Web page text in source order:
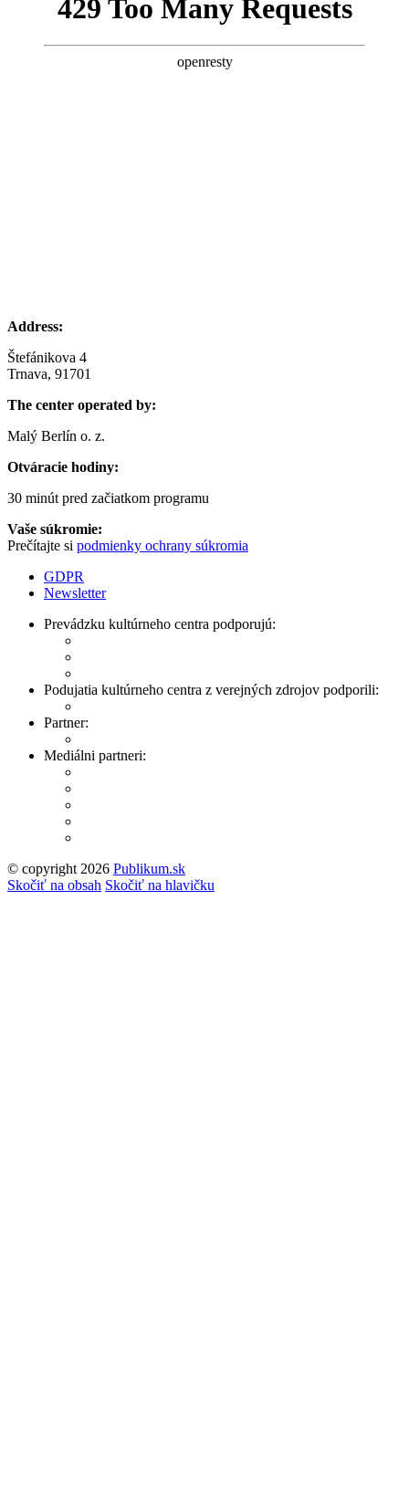
Address:
Štefánikova 4
Trnava, 91701
The center operated by:
Malý Berlín o. z.
Otváracie hodiny:
30 minút pred začiatkom programu
Vaše súkromie:
Prečítajte si podmienky ochrany súkromia
GDPR
Newsletter
Prevádzku kultúrneho centra podporujú:
Podujatia kultúrneho centra z verejných zdrojov podporili:
Partner:
Mediálni partneri:
© copyright 2026 Publikum.sk
Tvorba stránok: Enjoy
Skočiť na obsah Skočiť na hlavičku